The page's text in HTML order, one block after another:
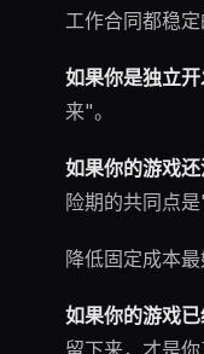
工作合同都稳定
如果你是独立
来"。
如果你的游戏
险期的共同点
降低固定成本
如果你的游戏